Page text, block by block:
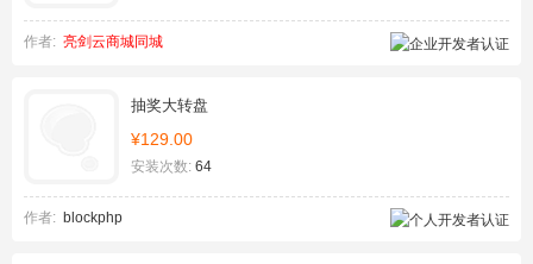
作者: 亮剑云商城同城
抽奖大转盘
¥129.00
安装次数: 64
作者: blockphp